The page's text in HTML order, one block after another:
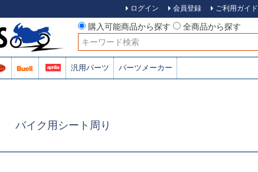
ログイン 会員登録 ご利用ガイド
購入可能商品から探す
全商品から探す
検索
汎用パーツ パーツメーカー
バイク用シート周り